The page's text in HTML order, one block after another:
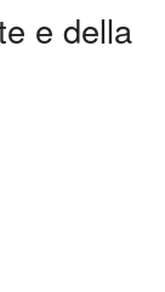
e della